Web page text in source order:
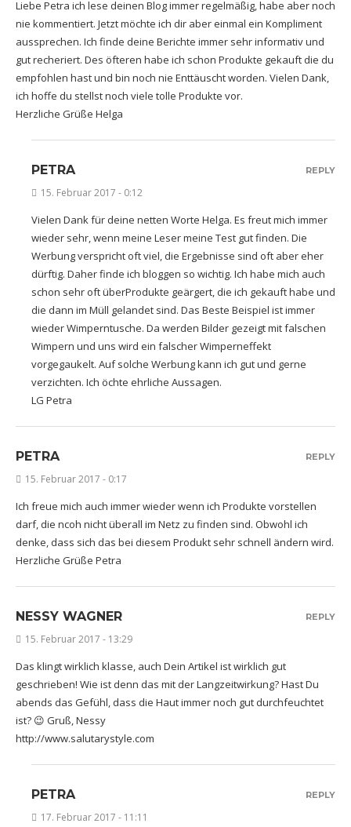
Liebe Petra ich lese deinen Blog immer regelmäßig, habe aber noch
nie kommentiert. Jetzt möchte ich dir aber einmal ein Kompliment
aussprechen. Ich finde deine Berichte immer sehr informativ und
gut recheriert. Des öfteren habe ich schon Produkte gekauft die du
empfohlen hast und bin noch nie Enttäuscht worden. Vielen Dank,
ich hoffe du stellst noch viele tolle Produkte vor.
Herzliche Grüße Helga
PETRA
15. Februar 2017 - 0:12
Vielen Dank für deine netten Worte Helga. Es freut mich immer
wieder sehr, wenn meine Leser meine Test gut finden. Die
Werbung verspricht oft viel, die Ergebnisse sind oft aber eher
dürftig. Daher finde ich bloggen so wichtig. Ich habe mich auch
schon sehr oft überProdukte geärgert, die ich gekauft habe und
die dann im Müll gelandet sind. Das Beste Beispiel ist immer
wieder Wimperntusche. Da werden Bilder gezeigt mit falschen
Wimpern und uns wird ein falscher Wimperneffekt
vorgegaukelt. Auf solche Werbung kann ich gut und gerne
verzichten. Ich öchte ehrliche Aussagen.
LG Petra
REPLY
PETRA
15. Februar 2017 - 0:17
Ich freue mich auch immer wieder wenn ich Produkte vorstellen
darf, die ncoh nicht überall im Netz zu finden sind. Obwohl ich
denke, dass sich das bei diesem Produkt sehr schnell ändern wird.
Herzliche Grüße Petra
REPLY
NESSY WAGNER
15. Februar 2017 - 13:29
Das klingt wirklich klasse, auch Dein Artikel ist wirklich gut
geschrieben! Wie ist denn das mit der Langzeitwirkung? Hast Du
abends das Gefühl, dass die Haut immer noch gut durchfeuchtet
ist? 😉 Gruß, Nessy
http://www.salutarystyle.com
REPLY
PETRA
17. Februar 2017 - 11:11
REPLY